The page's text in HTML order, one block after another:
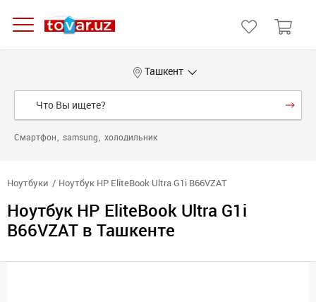
Ташкент
Смартфон samsung холодильник
Ноутбуки Ноутбук HP EliteBook Ultra G1i B66VZAT
Ноутбук HP EliteBook Ultra G1i
B66VZAT в Ташкенте